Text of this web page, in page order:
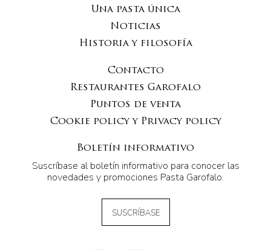
Una pasta única
Noticias
Historia y filosofía
Contacto
Restaurantes Garofalo
Puntos de venta
Cookie policy y Privacy policy
Boletín informativo
Suscríbase al boletín informativo para conocer las
novedades y promociones Pasta Garofalo.
SUSCRÍBASE